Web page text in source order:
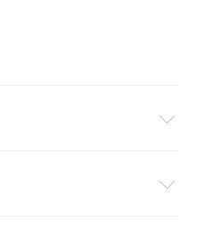
automatik efter du